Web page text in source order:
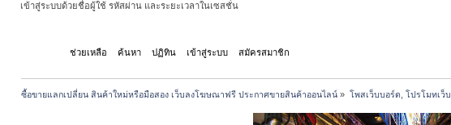
เข้าสู่ระบบด้วยชื่อผู้ใช้ รหัสผ่าน และระยะเวลาในเซสชั่น
ช่วยเหลือ ค้นหา ปฏิทิน เข้าสู่ระบบ สมัครสมาชิก
ซื้อขายแลกเปลี่ยน สินค้าใหม่หรือมือสอง เว็บลงโฆษณาฟรี ประกาศขายสินค้าออนไลน์ » โพสเว็บบอร์ด, โปรโมทเว็บ